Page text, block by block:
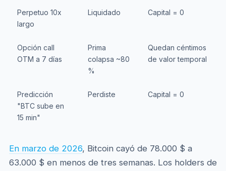
Perpetuo 10x
largo
Liquidado Capital = 0
Opción call
OTM a 7 días
Prima
colapsa ~80
%
Quedan céntimos
de valor temporal
Predicción
"BTC sube en
15 min"
Perdiste Capital = 0
En marzo de 2026, Bitcoin cayó de 78.000 $ a
63.000 $ en menos de tres semanas. Los holders de